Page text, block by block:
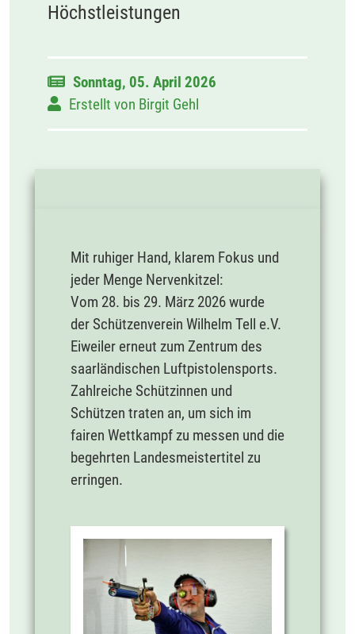
Höchstleistungen
Sonntag, 05. April 2026
Erstellt von Birgit Gehl
Mit ruhiger Hand, klarem Fokus und
jeder Menge Nervenkitzel:
Vom 28. bis 29. März 2026 wurde
der Schützenverein Wilhelm Tell e.V.
Eiweiler erneut zum Zentrum des
saarländischen Luftpistolensports.
Zahlreiche Schützinnen und
Schützen traten an, um sich im
fairen Wettkampf zu messen und die
begehrten Landesmeistertitel zu
erringen.